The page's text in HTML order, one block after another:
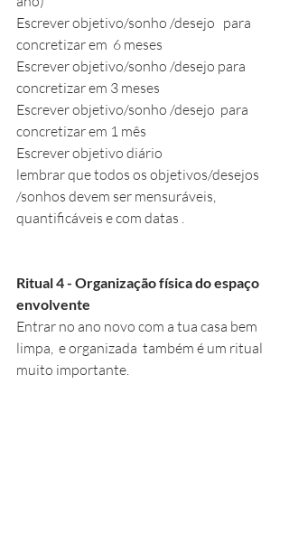
Escrever objetivo/sonho /desejo   para
concretizar em  6 meses
Escrever objetivo/sonho /desejo para
concretizar em 3 meses
Escrever objetivo/sonho /desejo  para
concretizar em 1 mês
Escrever objetivo diário
lembrar que todos os objetivos/desejos
/sonhos devem ser mensuráveis,
quantificáveis e com datas .
Ritual 4 - Organização física do espaço
envolvente
Entrar no ano novo com a tua casa bem
limpa,  e organizada  também é um ritual
muito importante.